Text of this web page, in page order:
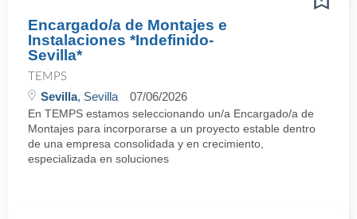
Encargado/a de Montajes e
Instalaciones *Indefinido-
Sevilla*
TEMPS
Sevilla, Sevilla 07/06/2026
En TEMPS estamos seleccionando un/a Encargado/a de
Montajes para incorporarse a un proyecto estable dentro
de una empresa consolidada y en crecimiento,
especializada en soluciones